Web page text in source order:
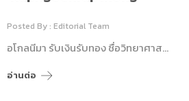
Posted By : Editorial Team
อโกลนีมา รับเงินรับทอง ชื่อวิทยาศาส…
อ่านต่อ